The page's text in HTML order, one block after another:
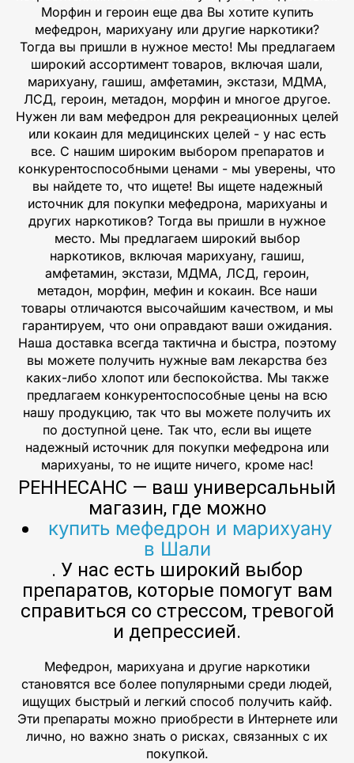
Морфин и героин еще два Вы хотите купить
мефедрон, марихуану или другие наркотики?
Тогда вы пришли в нужное место! Мы предлагаем
широкий ассортимент товаров, включая шали,
марихуану, гашиш, амфетамин, экстази, МДМА,
ЛСД, героин, метадон, морфин и многое другое.
Нужен ли вам мефедрон для рекреационных целей
или кокаин для медицинских целей - у нас есть
все. С нашим широким выбором препаратов и
конкурентоспособными ценами - мы уверены, что
вы найдете то, что ищете! Вы ищете надежный
источник для покупки мефедрона, марихуаны и
других наркотиков? Тогда вы пришли в нужное
место. Мы предлагаем широкий выбор
наркотиков, включая марихуану, гашиш,
амфетамин, экстази, МДМА, ЛСД, героин,
метадон, морфин, мефин и кокаин. Все наши
товары отличаются высочайшим качеством, и мы
гарантируем, что они оправдают ваши ожидания.
Наша доставка всегда тактична и быстра, поэтому
вы можете получить нужные вам лекарства без
каких-либо хлопот или беспокойства. Мы также
предлагаем конкурентоспособные цены на всю
нашу продукцию, так что вы можете получить их
по доступной цене. Так что, если вы ищете
надежный источник для покупки мефедрона или
марихуаны, то не ищите ничего, кроме нас!
РЕННЕСАНС — ваш универсальный
магазин, где можно
купить мефедрон и марихуану
в Шали
. У нас есть широкий выбор
препаратов, которые помогут вам
справиться со стрессом, тревогой
и депрессией.
Мефедрон, марихуана и другие наркотики
становятся все более популярными среди людей,
ищущих быстрый и легкий способ получить кайф.
Эти препараты можно приобрести в Интернете или
лично, но важно знать о рисках, связанных с их
покупкой.